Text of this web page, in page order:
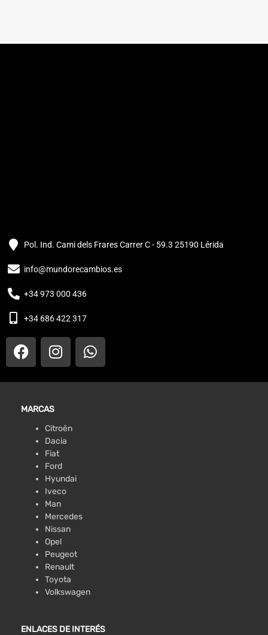
Pol. Ind. Cami dels Frares Carrer C - 59.3 25190 Lérida
info@mundorecambios.es
+34 973 000 436
+34 686 422 317
MARCAS
Citroën
Dacia
Fiat
Ford
Hyundai
Iveco
Man
Mercedes
Nissan
Opel
Peugeot
Renault
Toyota
Volkswagen
ENLACES DE INTERÉS